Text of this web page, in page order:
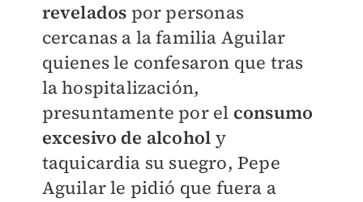
revelados por personas
cercanas a la familia Aguilar
quienes le confesaron que tras
la hospitalización,
presuntamente por el consumo
excesivo de alcohol y
taquicardia su suegro, Pepe
Aguilar le pidió que fuera a